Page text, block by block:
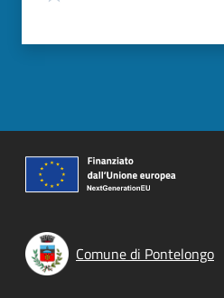
Comune di Pontelongo